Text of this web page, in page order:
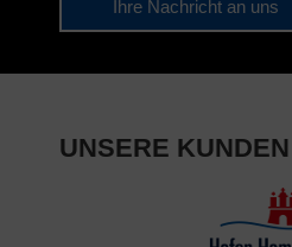
Ihre Nachricht an uns
UNSERE KUNDEN